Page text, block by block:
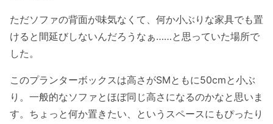
ただソファの背面が味気なくて、何か小ぶりな家具でも置
けると間延びしないんだろうなぁ……と思っていた場所で
した。
このプランターボックスは高さがSMともに50cmと小ぶ
り。一般的なソファとほぼ同じ高さになるのかなと思いま
す。ちょっと何か置きたい、というスペースにもぴったり